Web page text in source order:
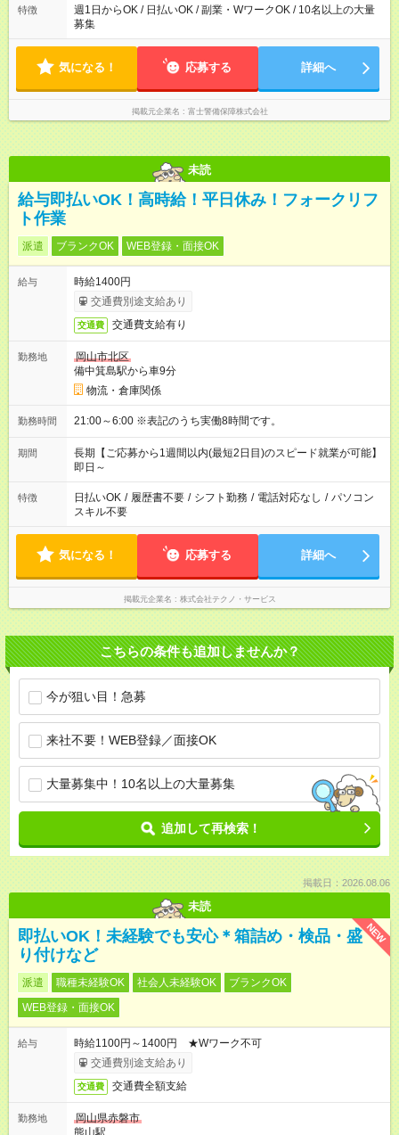
特徴
週1日からOK / 日払いOK / 副業・WワークOK / 10名以上の大量
募集
気になる！ 応募する 詳細へ
掲載元企業名 富士警備保障株式会社
未読
給与即払いOK！高時給！平日休み！フォークリフ
ト作業
派遣 ブランクOK WEB登録・面接OK
給与
時給1400円
交通費別途支給あり
交通費 交通費支給有り
勤務地
岡山市北区
備中箕島駅から車9分
物流・倉庫関係
勤務時間 21:00～6:00 ※表記のうち実働8時間です。
期間
長期【ご応募から1週間以内(最短2日目)のスピード就業が可能】
即日～
特徴 日払いOK / 履歴書不要 / シフト勤務 / 電話対応なし / パソコン
スキル不要
気になる！ 応募する 詳細へ
掲載元企業名 株式会社テクノ・サービス
こちらの条件も追加しませんか？
今が狙い目！急募
来社不要！WEB登録／面接OK
大量募集中！10名以上の大量募集
追加して再検索！
掲載日：2026.08.06
未読
NEW
即払いOK！未経験でも安心＊箱詰め・検品・盛
り付けなど
派遣 職種未経験OK 社会人未経験OK
ブランクOK
WEB登録・面接OK
給与
時給1100円～1400円 ★Wワーク不可
交通費別途支給あり
交通費 交通費全額支給
勤務地
岡山県赤磐市
熊山駅